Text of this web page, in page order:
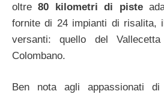
oltre80 kilometri di piste
fornite di 24 impianti di risalita,
versanti: quello del
Colombano.
Ben nota agli appassionati